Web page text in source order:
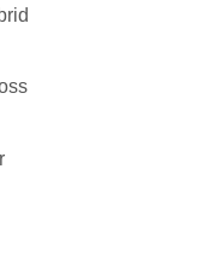
Hibrid
Cross